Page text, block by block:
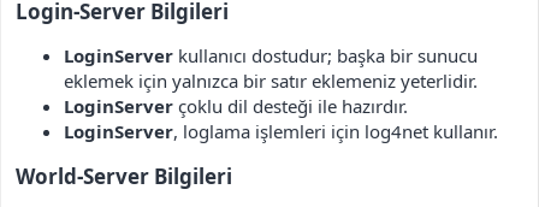
Login-Server Bilgileri​
LoginServer kullanıcı dostudur; başka bir sunucu
eklemek için yalnızca bir satır eklemeniz yeterlidir.
LoginServer çoklu dil desteği ile hazırdır.
LoginServer, loglama işlemleri için log4net kullanır.
World-Server Bilgileri​